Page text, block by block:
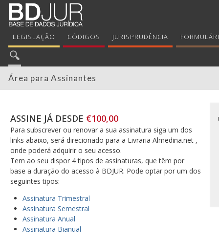
LEGISLAÇÃO CÓDIGOS JURISPRUDÊNCIA
Área para Assinantes
ASSINE JÁ DESDE €100,00
Para subscrever ou renovar a sua assinatura siga um dos
links abaixo, será direcionado para a Livraria Almedina.net ,
onde poderá adquirir o seu acesso.
Tem ao seu dispor 4 tipos de assinaturas, que têm por
base a duração do acesso à BDJUR. Pode optar por um dos
seguintes tipos:
Assinatura Trimestral
Assinatura Semestral
Assinatura Anual
Assinatura Bianual